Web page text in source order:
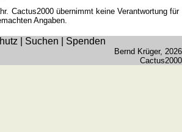
Cactus2000 übernimmt keine Verantwortung für
Angaben.
Suchen Spenden
Bernd Krüger, 2026
Cactus2000